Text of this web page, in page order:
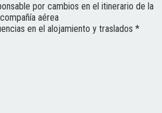
por cambios en el itinerario de la
compañía aérea
en el alojamiento y traslados *